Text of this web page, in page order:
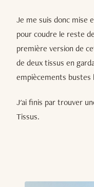
Je me suis donc mise
pour coudre le reste
première version de
de deux tissus en
empiècements bustes
J'ai finis par trouver
Tissus.